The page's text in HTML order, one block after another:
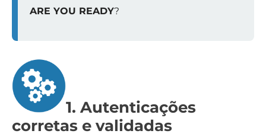
ARE YOU READY?
1. Autenticações
corretas e validadas